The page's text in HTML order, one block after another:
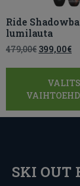
Ride
lumilauta
479,00€ 399,00€
SKI OUT